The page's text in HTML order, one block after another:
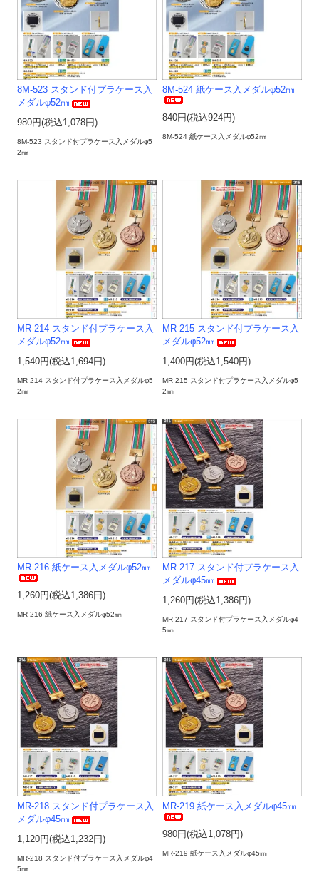
8M-523 スタンド付プラケース入
メダルφ52㎜
980円(税込1,078円)
8M-523 スタンド付プラケース入メダルφ5
2㎜
8M-524 紙ケース入メダルφ52㎜
840円(税込924円)
8M-524 紙ケース入メダルφ52㎜
MR-214 スタンド付プラケース入
メダルφ52㎜
1,540円(税込1,694円)
MR-214 スタンド付プラケース入メダルφ5
2㎜
MR-215 スタンド付プラケース入
メダルφ52㎜
1,400円(税込1,540円)
MR-215 スタンド付プラケース入メダルφ5
2㎜
MR-216 紙ケース入メダルφ52㎜
1,260円(税込1,386円)
MR-216 紙ケース入メダルφ52㎜
MR-217 スタンド付プラケース入
メダルφ45㎜
1,260円(税込1,386円)
MR-217 スタンド付プラケース入メダルφ4
5㎜
MR-218 スタンド付プラケース入
メダルφ45㎜
1,120円(税込1,232円)
MR-218 スタンド付プラケース入メダルφ4
5㎜
MR-219 紙ケース入メダルφ45㎜
980円(税込1,078円)
MR-219 紙ケース入メダルφ45㎜